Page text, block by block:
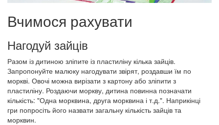
Вчимося рахувати
Нагодуй зайців
Разом із дитиною зліпите із пластиліну кілька зайців.
Запропонуйте малюку нагодувати звірят, роздавши їм по
моркві. Овочі можна вирізати з картону або зліпити з
пластиліну. Роздаючи моркву, дитина повинна позначати
кількість: "Одна морквина, друга морквина і т.д.". Наприкінці
гри попросіть його назвати загальну кількість зайців та
морквин.